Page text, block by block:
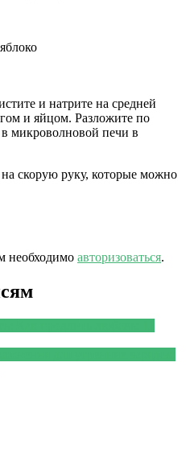
и натрите на средней
и яйцом. Разложите по
микроволновой печи в
необходимо авторизоваться.